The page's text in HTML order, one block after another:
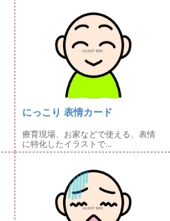
にっこり 表情カード
療育現場、お家などで使える、表情
に特化したイラストで...